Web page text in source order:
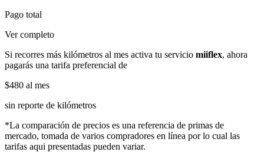
Pago total
Ver completo
Si recorres más kilómetros al mes activa tu servicio miiflex, ahora
pagarás una tarifa preferencial de
$480 al mes
sin reporte de kilómetros
*La comparación de precios es una referencia de primas de
mercado, tomada de varios compradores en línea por lo cual las
tarifas aqui presentadas pueden variar.